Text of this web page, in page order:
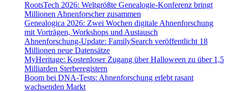
RootsTech 2026: Weltgrößte Genealogie-Konferenz bringt
Millionen Ahnenforscher zusammen
Genealogica 2026: Zwei Wochen digitale Ahnenforschung
mit Vorträgen, Workshops und Austausch
Ahnenforschung-Update: FamilySearch veröffentlicht 18
Millionen neue Datensätze
MyHeritage: Kostenloser Zugang über Halloween zu über 1,5
Milliarden Sterberegistern
Boom bei DNA-Tests: Ahnenforschung erlebt rasant
wachsenden Markt